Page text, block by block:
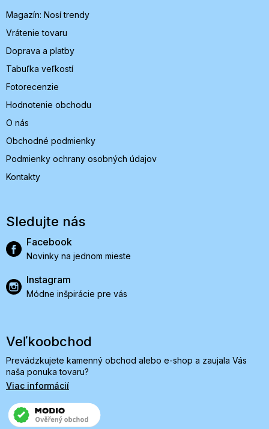
eMagazín: Nosí trendy
Vrátenie tovaru
Doprava a platby
Tabuľka veľkostí
Fotorecenzie
Hodnotenie obchodu
O nás
Obchodné podmienky
Podmienky ochrany osobných údajov
Kontakty
Sledujte nás
Facebook
Novinky na jednom mieste
Instagram
Módne inšpirácie pre vás
Veľkoobchod
Prevádzkujete kamenný obchod alebo e-shop a zaujala Vás
naša ponuka tovaru?
Viac informácií